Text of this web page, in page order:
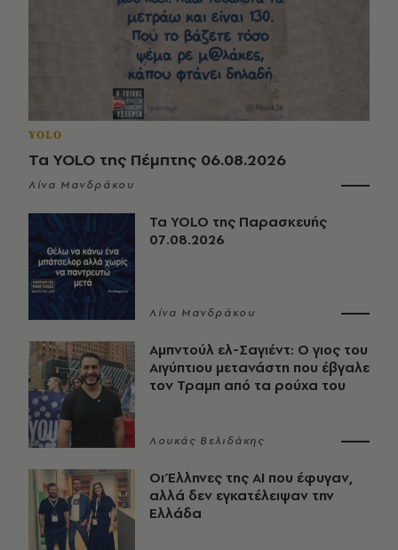
YOLO
Τα YOLO της Πέμπτης 06.08.2026
Λίνα Μανδράκου
Τα YOLO της Παρασκευής
07.08.2026
Λίνα Μανδράκου
Αμπντούλ ελ-Σαγιέντ: Ο γιος του
Αιγύπτιου μετανάστη που έβγαλε
τον Τραμπ από τα ρούχα του
Λουκάς Βελιδάκης
Οι Έλληνες της ΑΙ που έφυγαν,
αλλά δεν εγκατέλειψαν την
Ελλάδα